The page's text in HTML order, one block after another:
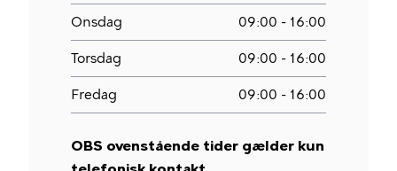
Onsdag 09:00 - 16:00
Torsdag 09:00 - 16:00
Fredag 09:00 - 16:00
OBS ovenstående tider gælder kun